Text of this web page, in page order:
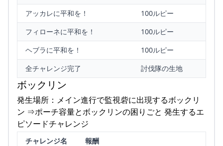
アッカレに平和を！
100ルピー
フィローネに平和を！
100ルピー
ヘブラに平和を！
100ルピー
全チャレンジ完了
討伐隊の生地
ボックリン
発生場所：メイン進行で監視砦に出現するボックリ
ン ⇒ポーチ容量とボックリンの困りごと 発生するエ
ピソードチャレンジ
チャレンジ名
報酬